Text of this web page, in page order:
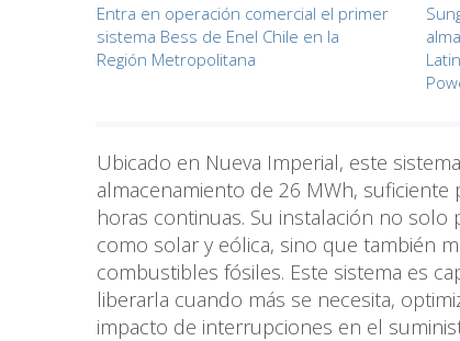
Entra en operación comercial el primer
sistema Bess de Enel Chile en la
Región Metropolitana
Ubicado en Nueva Imperial, este
almacenamiento de 26 MWh,
horas continuas. Su instalación no
como solar y eólica, sino que también
combustibles fósiles. Este sistema es
liberarla cuando más se necesita,
impacto de interrupciones en el